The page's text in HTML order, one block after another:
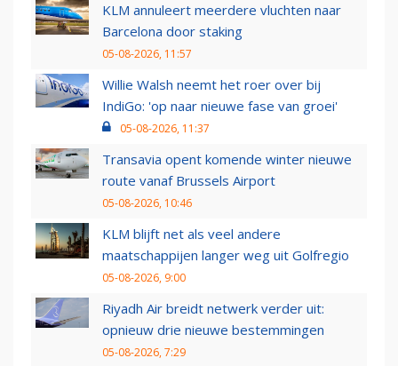
KLM annuleert meerdere vluchten naar
Barcelona door staking
05-08-2026, 11:57
Willie Walsh neemt het roer over bij
IndiGo: 'op naar nieuwe fase van groei'
05-08-2026, 11:37
Transavia opent komende winter nieuwe
route vanaf Brussels Airport
05-08-2026, 10:46
KLM blijft net als veel andere
maatschappijen langer weg uit Golfregio
05-08-2026, 9:00
Riyadh Air breidt netwerk verder uit:
opnieuw drie nieuwe bestemmingen
05-08-2026, 7:29